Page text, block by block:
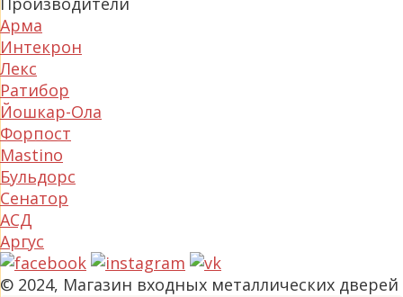
Арма
Интекрон
Лекс
Ратибор
Йошкар-Ола
Форпост
Mastino
Бульдорс
Сенатор
АСД
Аргус
© 2024, Магазин входных металлических дверей